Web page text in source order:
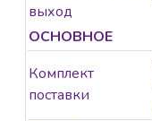
выход
ОСНОВНОЕ
Комплект
поставки